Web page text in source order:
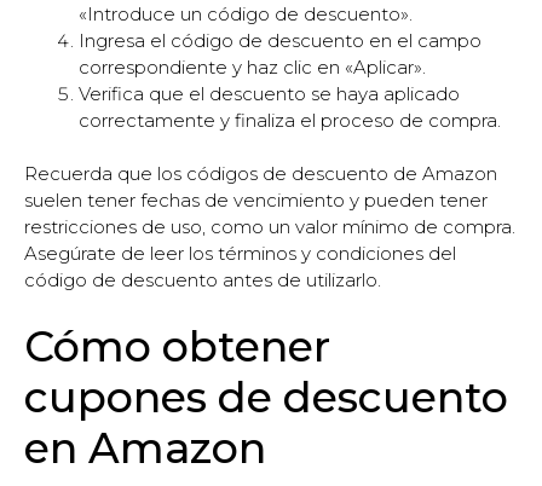
«Introduce un código de descuento».
Ingresa el código de descuento en el campo
correspondiente y haz clic en «Aplicar».
Verifica que el descuento se haya aplicado
correctamente y finaliza el proceso de compra.
Recuerda que los códigos de descuento de Amazon
suelen tener fechas de vencimiento y pueden tener
restricciones de uso, como un valor mínimo de compra.
Asegúrate de leer los términos y condiciones del
código de descuento antes de utilizarlo.
Cómo obtener
cupones de descuento
en Amazon